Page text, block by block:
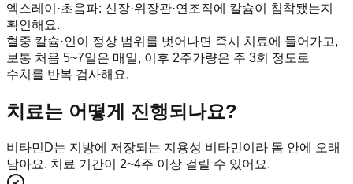
엑스레이·초음파: 신장·위장관·연조직에 칼슘이 침착됐는지
확인해요.
혈중 칼슘·인이 정상 범위를 벗어나면 즉시 치료에 들어가고,
보통 처음 5~7일은 매일, 이후 2주가량은 주 3회 정도로
수치를 반복 검사해요.
치료는 어떻게 진행되나요?
비타민D는 지방에 저장되는 지용성 비타민이라 몸 안에 오래
남아요. 치료 기간이 2~4주 이상 걸릴 수 있어요.